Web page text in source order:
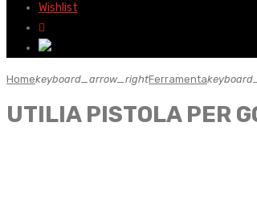
Wishlist
Homekeyboard_arrow_rightFerramenta
UTILIA PISTOLA PER